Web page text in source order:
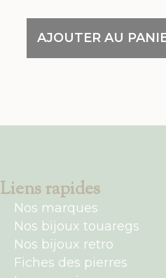
AJOUTER AU
Liens rapides
Nos marques
Nos bijoux touaregs
Nos bijoux retro
Fiches des pierres